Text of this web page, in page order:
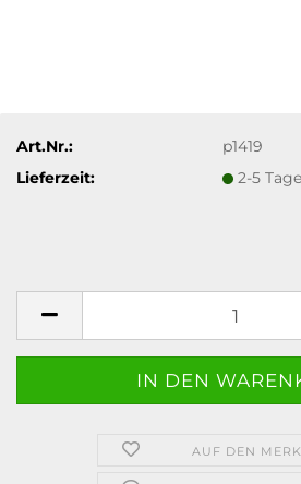
Art.Nr.:
p1419
Lieferzeit:
2-5 Tage
AUF DEN